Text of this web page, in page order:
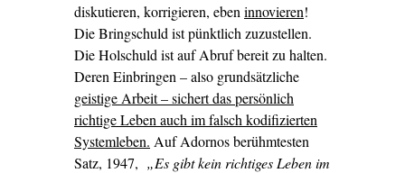
diskutieren, korrigieren, eben innovieren!
Die Bringschuld ist pünktlich zuzustellen.
Die Holschuld ist auf Abruf bereit zu halten.
Deren Einbringen – also grundsätzliche
geistige Arbeit – sichert das persönlich
richtige Leben auch im falsch kodifizierten
Systemleben. Auf Adornos berühmtesten
Satz, 1947, „Es gibt kein richtiges Leben im